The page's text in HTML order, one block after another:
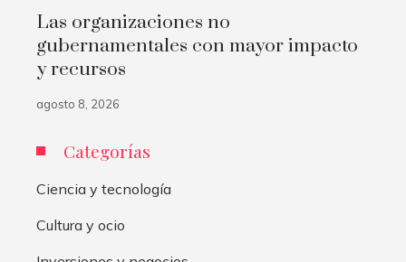
Las organizaciones no
gubernamentales con mayor impacto
y recursos
agosto 8, 2026
Categorías
Ciencia y tecnología
Cultura y ocio